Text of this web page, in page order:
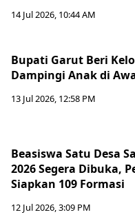
14 Jul 2026, 10:44 AM
Bupati Garut Beri
Dampingi Anak di
13 Jul 2026, 12:58 PM
Beasiswa Satu Desa
2026 Segera Dibuka,
Siapkan 109 Formasi
12 Jul 2026, 3:09 PM